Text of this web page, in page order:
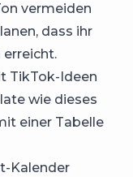
vermeiden
dass ihr
TikTok-Ideen
wie dieses
einer Tabelle
Kalender